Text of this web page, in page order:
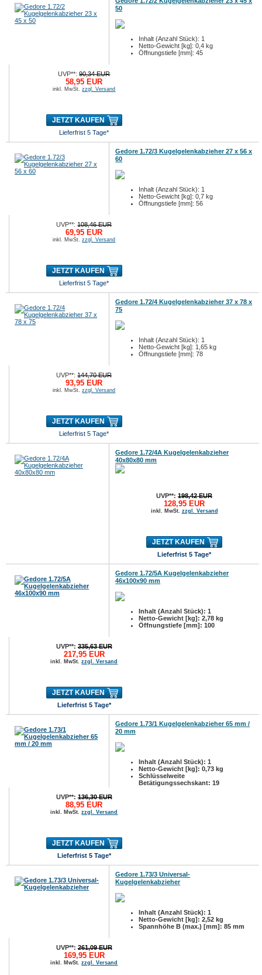
50
Inhalt (Anzahl Stück): 1
Netto-Gewicht [kg]: 0,4 kg
Öffnungstiefe [mm]: 45
UVP**:90,34 EUR
58,95 EUR
inkl. MwSt.zzgl. Versand
JETZT KAUFEN
Lieferfrist 5 Tage*
Gedore 1.72/3 Kugelgelenkabzieher 27 x 56 x
60
Inhalt (Anzahl Stück): 1
Netto-Gewicht [kg]: 0,7 kg
Öffnungstiefe [mm]: 56
UVP**:108,46 EUR
69,95 EUR
inkl. MwSt.zzgl. Versand
JETZT KAUFEN
Lieferfrist 5 Tage*
Gedore 1.72/4 Kugelgelenkabzieher 37 x 78 x
75
Inhalt (Anzahl Stück): 1
Netto-Gewicht [kg]: 1,65 kg
Öffnungstiefe [mm]: 78
UVP**:144,70 EUR
93,95 EUR
inkl. MwSt.zzgl. Versand
JETZT KAUFEN
Lieferfrist 5 Tage*
Gedore 1.72/4A Kugelgelenkabzieher
40x80x80 mm
UVP**:198,42 EUR
128,95 EUR
inkl. MwSt. zzgl. Versand
JETZT KAUFEN
Lieferfrist 5 Tage*
Gedore 1.72/5A Kugelgelenkabzieher
46x100x90 mm
Inhalt (Anzahl Stück): 1
Netto-Gewicht [kg]: 2,78 kg
Öffnungstiefe [mm]: 100
UVP**:335,63 EUR
217,95 EUR
inkl. MwSt.zzgl. Versand
JETZT KAUFEN
Lieferfrist 5 Tage*
Gedore 1.73/1 Kugelgelenkabzieher 65 mm /
20 mm
Inhalt (Anzahl Stück): 1
Netto-Gewicht [kg]: 0,73 kg
Schlüsselweite
Betätigungssechskant: 19
UVP**:136,30 EUR
88,95 EUR
inkl. MwSt.zzgl. Versand
JETZT KAUFEN
Lieferfrist 5 Tage*
Gedore 1.73/3 Universal-
Kugelgelenkabzieher
Inhalt (Anzahl Stück): 1
Netto-Gewicht [kg]: 2,52 kg
Spannhöhe B (max.) [mm]: 85 mm
UVP**:261,09 EUR
169,95 EUR
inkl. MwSt.zzgl. Versand